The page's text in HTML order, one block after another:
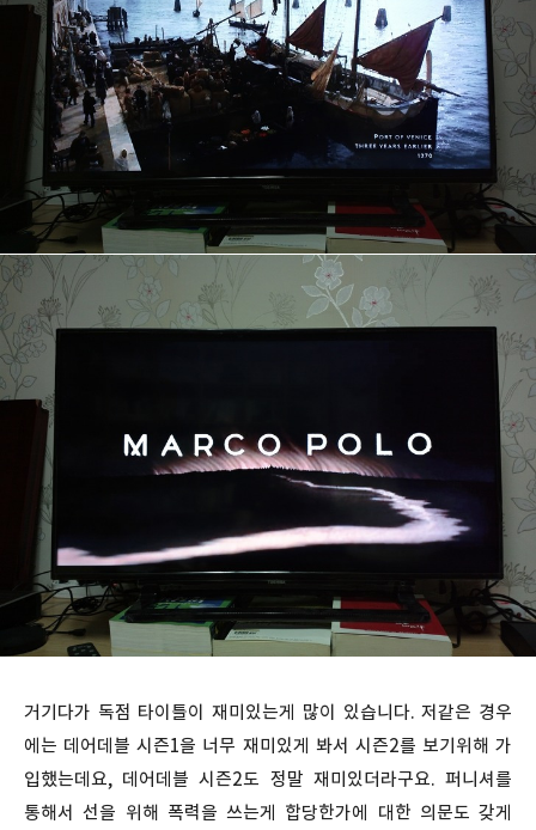
거기다가 독점 타이틀이 재미있는게 많이 있습니다. 저같은 경우
에는 데어데블 시즌1을 너무 재미있게 봐서 시즌2를 보기위해 가
입했는데요, 데어데블 시즌2도 정말 재미있더라구요. 퍼니셔를
통해서 선을 위해 폭력을 쓰는게 합당한가에 대한 의문도 갖게